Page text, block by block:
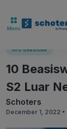
Info Beasiswa
10
S2 Luar
Schoters
December 1, 2022 •